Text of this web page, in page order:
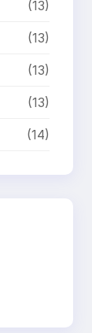
(13)
(13)
(13)
(13)
(14)